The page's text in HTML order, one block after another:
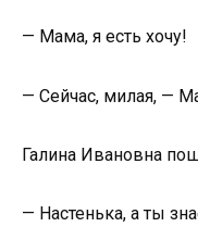
— Мама, я есть хочу!
— Сейчас, милая, —
Галина Ивановна
— Настенька, а ты